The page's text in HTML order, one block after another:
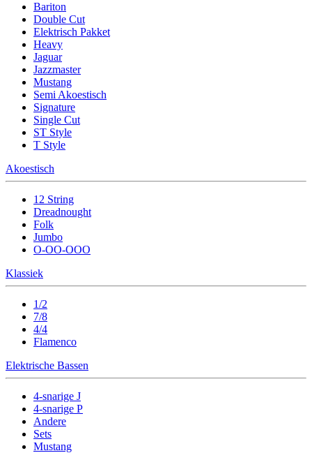
Bariton
Double Cut
Elektrisch Pakket
Heavy
Jaguar
Jazzmaster
Mustang
Semi Akoestisch
Signature
Single Cut
ST Style
T Style
Akoestisch
12 String
Dreadnought
Folk
Jumbo
O-OO-OOO
Klassiek
1/2
7/8
4/4
Flamenco
Elektrische Bassen
4-snarige J
4-snarige P
Andere
Sets
Mustang